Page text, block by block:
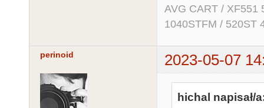
AVG CART / XF551
1040STFM / 520ST
perinoid 2023-05-07
hichal napisał/